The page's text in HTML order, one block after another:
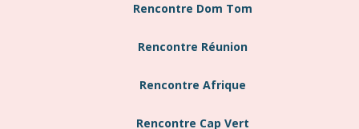
Rencontre Dom Tom
Rencontre Réunion
Rencontre Afrique
Rencontre Cap Vert